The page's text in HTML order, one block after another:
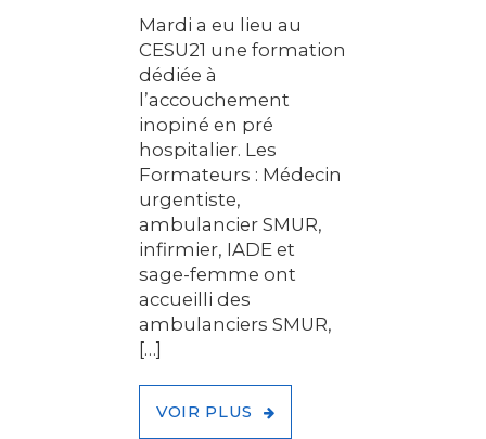
Mardi a eu lieu au
CESU21 une formation
dédiée à
l’accouchement
inopiné en pré
hospitalier. Les
Formateurs : Médecin
urgentiste,
ambulancier SMUR,
infirmier, IADE et
sage-femme ont
accueilli des
ambulanciers SMUR,
[…]
VOIR PLUS